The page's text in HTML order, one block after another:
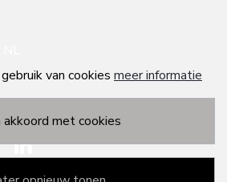
van cookies meer informatie
akkoord met cookies